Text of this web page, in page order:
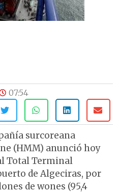
07:54
surcoreana
(HMM) anunció hoy
Total Terminal
de Algeciras, por
de wones (95,4